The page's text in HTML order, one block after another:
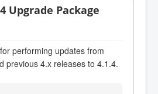
Upgrade Package
performing updates from
previous 4.x releases to 4.1.4.